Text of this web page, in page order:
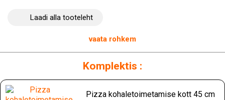
kasutamata võimalust varustada end selle hädavajaliku
professionaalse kvaliteediga kohaletoimetamise kotiga.
Toimetage oma pitsad professionaalselt ja tagage oma
klientide rahulolu, soetades kohe seepitsa
kohaletoimetamise kott 45 cmbrändilt
alati, et pakute kvaliteetseid pitsasid, isegi
kohaletoimetamise korral!
Laadi alla tooteleht
vaata rohkem
Komplektis :
Pizza kohaletoimetamise kott 45 cm